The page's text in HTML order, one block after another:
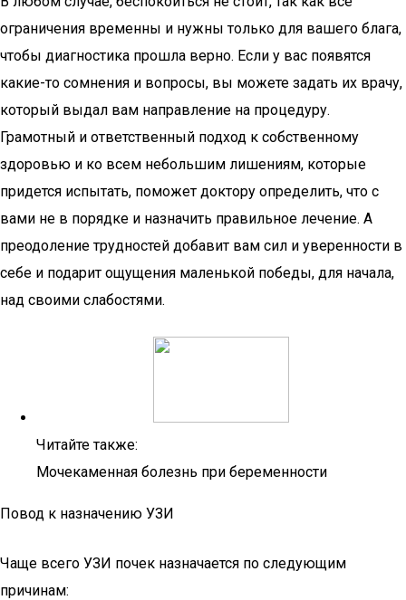
ограничения временны и нужны только для вашего блага,
чтобы диагностика прошла верно. Если у вас появятся
какие-то сомнения и вопросы, вы можете задать их врачу,
который выдал вам направление на процедуру.
Грамотный и ответственный подход к собственному
здоровью и ко всем небольшим лишениям, которые
придется испытать, поможет доктору определить, что с
вами не в порядке и назначить правильное лечение. А
преодоление трудностей добавит вам сил и уверенности в
себе и подарит ощущения маленькой победы, для начала,
над своими слабостями.
Читайте также:
Мочекаменная болезнь при беременности
Повод к назначению УЗИ
Чаще всего УЗИ почек назначается по следующим
причинам: